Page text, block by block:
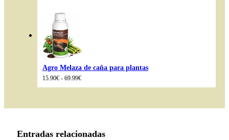
Agro Melaza de caña para plantas
15.90€ - 69.99€Rango
15.90€
Entradas relacionadas